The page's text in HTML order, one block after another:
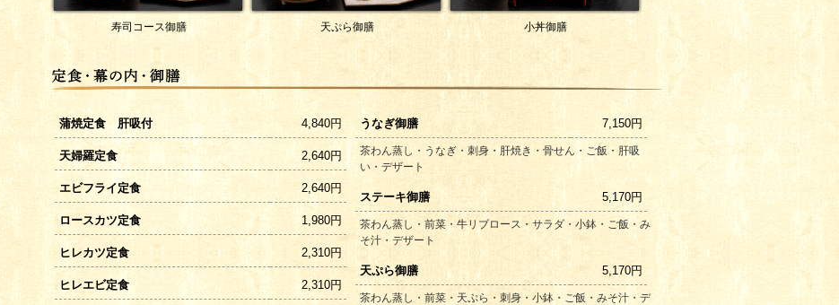
寿司コース御膳 天ぷら御膳 小丼御膳
蒲焼定食 肝吸付 4,840円
天婦羅定食 2,640円
エビフライ定食 2,640円
ロースカツ定食 1,980円
ヒレカツ定食 2,310円
ヒレエビ定食 2,310円
うなぎ御膳 7,150円
茶わん蒸し・うなぎ・刺身・肝焼き・骨せん・ご飯・肝吸
い・デザート
ステーキ御膳 5,170円
茶わん蒸し・前菜・牛リブロース・サラダ・小鉢・ご飯・み
そ汁・デザート
天ぷら御膳 5,170円
茶わん蒸し・前菜・天ぷら・刺身・小鉢・ご飯・みそ汁・デ